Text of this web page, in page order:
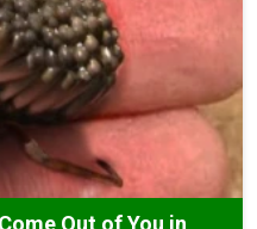
Out of You in